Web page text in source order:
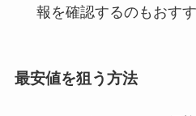
報を確認するのもおすす
最安値を狙う方法